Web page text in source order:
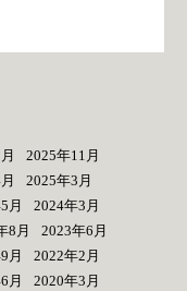
2025年11月
2025年3月
月
2024年3月
8月
2023年6月
月
2022年2月
月
2020年3月